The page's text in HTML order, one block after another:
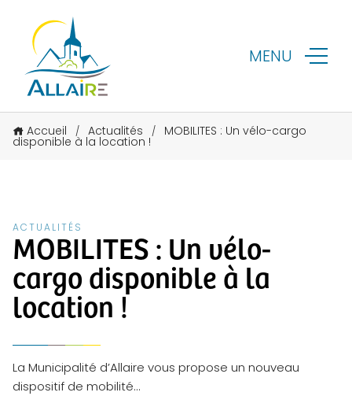
MENU
Accueil / Actualités / MOBILITES : Un vélo-cargo
disponible à la location !
ACTUALITÉS
MOBILITES : Un vélo-
cargo disponible à la
location !
La Municipalité d’Allaire vous propose un nouveau
dispositif de mobilité…